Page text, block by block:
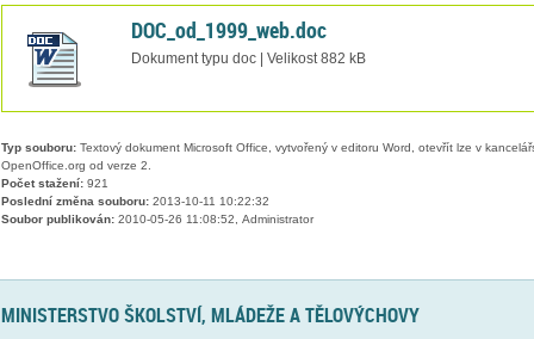
DOC_od_1999_web.doc
Dokument typu doc | Velikost 882 kB
Typ souboru:Textový dokument Microsoft Office, vytvořený v editoru Word, otevřít lze v
OpenOffice.org od verze 2.
Počet stažení:921
Poslední změna souboru:2013-10-11 10:22:32
Soubor publikován:2010-05-26 11:08:52, Administrator
MINISTERSTVO ŠKOLSTVÍ, MLÁDEŽE A TĚLOVÝCHOVY